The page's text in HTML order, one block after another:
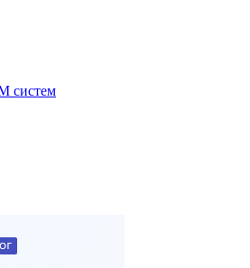
cистем